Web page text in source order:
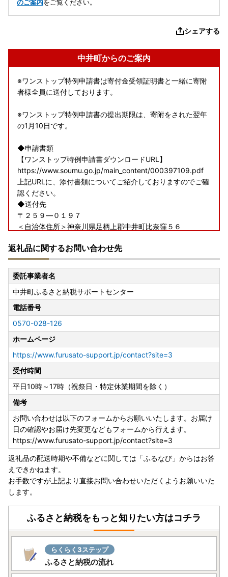
のご案内をご覧ください。
シェアする
中井町からのご案内
※ワンストップ特例申請書は寄付金受領証明書と一緒に寄附
者様全員に送付しております。
※ワンストップ特例申請書の提出期限は、寄附をされた翌年
の1月10日です。
◆申請書類
【ワンストップ特例申請書ダウンロードURL】
https://www.soumu.go.jp/main_content/000397109.pdf
上記URLに、添付書類についてご紹介しておりますのでご確
認ください。
◆送付先
〒２５９―０１９７
＜自治体住所＞神奈川県足柄上郡中井町比奈窪５６
＜お問い合わせ先TEL＞０４６５－８１－１１１５
返礼品に関するお問い合わせ先
委託事業者名
中井町ふるさと納税サポートセンター
電話番号
0570-028-126
ホームページ
https://www.furusato-support.jp/contact?site=3
受付時間
平日10時～17時（祝祭日・特定休業期間を除く）
備考
お問い合わせは以下のフォームからお願いいたします。お届け
日の確認やお届け先変更などもフォームから行えます。
https://www.furusato-support.jp/contact?site=3
返礼品の配送時期や不備などに関しては「ふるなび」からはお答
えできかねます。
お手数ですが上記より直接お問い合わせいただくようお願いいた
します。
ふるさと納税をもっと知りたい方はコチラ
らくらく3ステップ
ふるさと納税の流れ